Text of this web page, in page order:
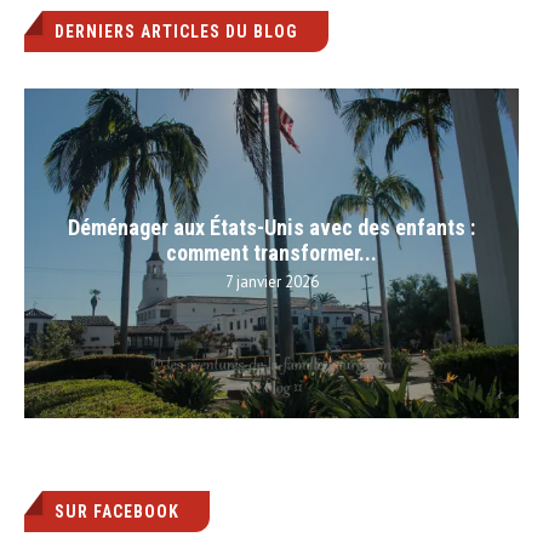
DERNIERS ARTICLES DU BLOG
Déménager aux États-Unis avec des enfants :
comment transformer...
7 janvier 2026
SUR FACEBOOK